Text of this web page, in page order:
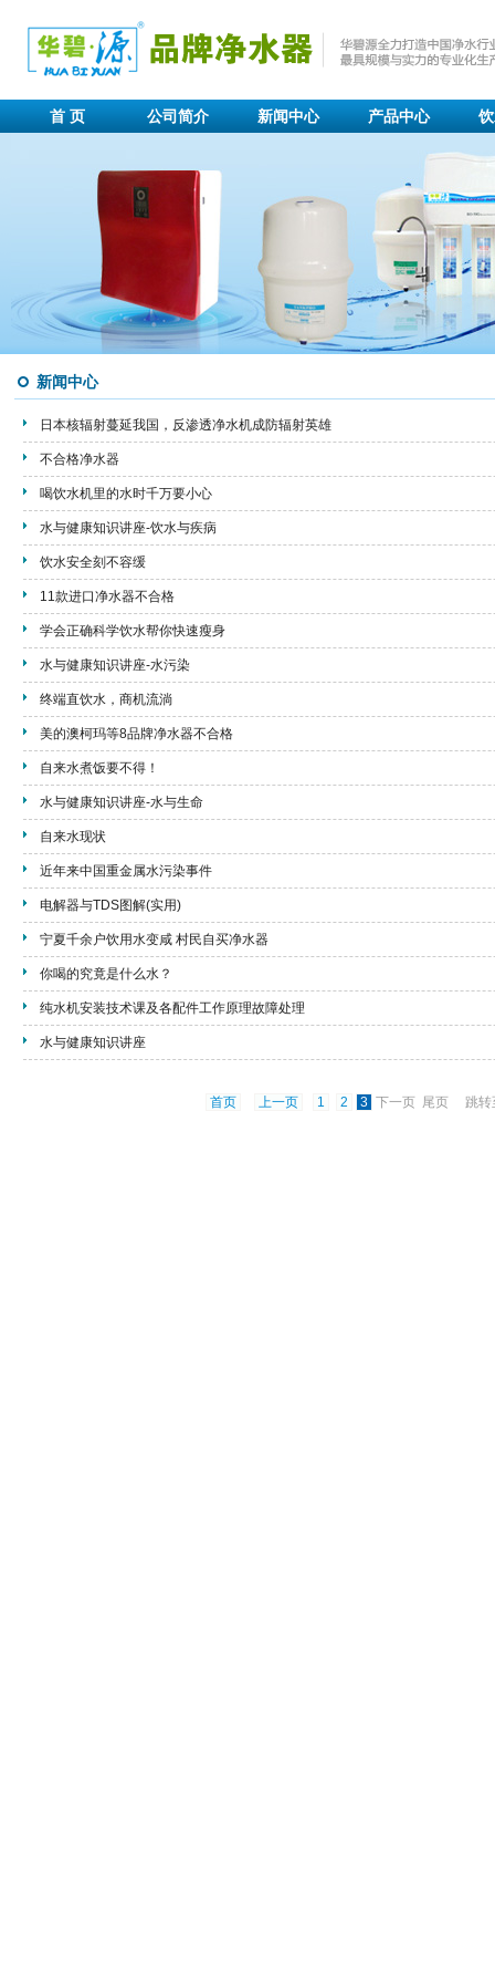
首 页 公司简介 新闻中心 产品中心
新闻中心
日本核辐射蔓延我国，反渗透净水机成防辐射英雄
不合格净水器
喝饮水机里的水时千万要小心
水与健康知识讲座-饮水与疾病
饮水安全刻不容缓
11款进口净水器不合格
学会正确科学饮水帮你快速瘦身
水与健康知识讲座-水污染
终端直饮水，商机流淌
美的澳柯玛等8品牌净水器不合格
自来水煮饭要不得！
水与健康知识讲座-水与生命
自来水现状
近年来中国重金属水污染事件
电解器与TDS图解(实用)
宁夏千余户饮用水变咸 村民自买净水器
你喝的究竟是什么水？
纯水机安装技术课及各配件工作原理故障处理
水与健康知识讲座
首页 上一页 1 2 3 下一页 尾页 跳转